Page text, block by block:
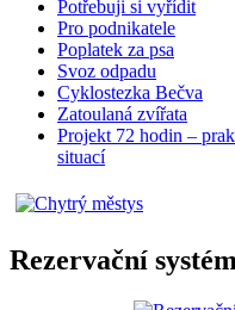
Potřebuji si vyřídit
Pro podnikatele
Poplatek za psa
Svoz odpadu
Cyklostezka Bečva
Zatoulaná zvířata
Projekt 72 hodin –
situací
Rezervační